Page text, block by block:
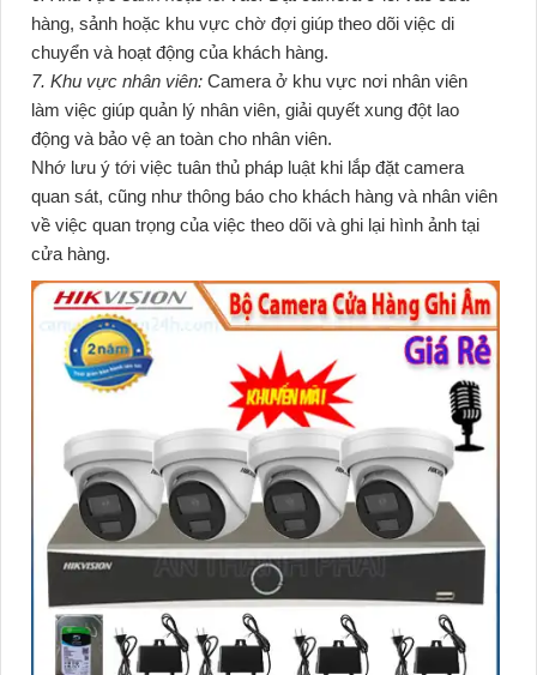
hàng, sảnh hoặc khu vực chờ đợi giúp theo dõi việc di
chuyển và hoạt động của khách hàng.
7. Khu vực nhân viên: Camera ở khu vực nơi nhân viên
làm việc giúp quản lý nhân viên, giải quyết xung đột lao
động và bảo vệ an toàn cho nhân viên.
Nhớ lưu ý tới việc tuân thủ pháp luật khi lắp đặt camera
quan sát, cũng như thông báo cho khách hàng và nhân viên
về việc quan trọng của việc theo dõi và ghi lại hình ảnh tại
cửa hàng.